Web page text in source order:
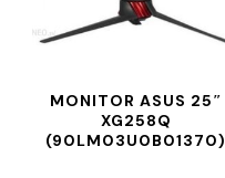
MONITOR ASUS 25″
XG258Q
(90LM03U0B01370)